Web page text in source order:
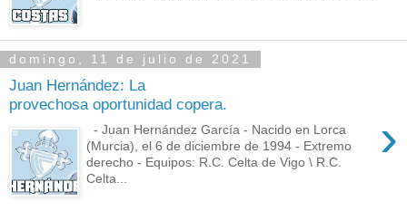
domingo, 11 de julio de 2021
Juan Hernández: La
provechosa oportunidad copera.
›
- Juan Hernández García - Nacido en Lorca
(Murcia), el 6 de diciembre de 1994 - Extremo
derecho - Equipos: R.C. Celta de Vigo \ R.C.
Celta...